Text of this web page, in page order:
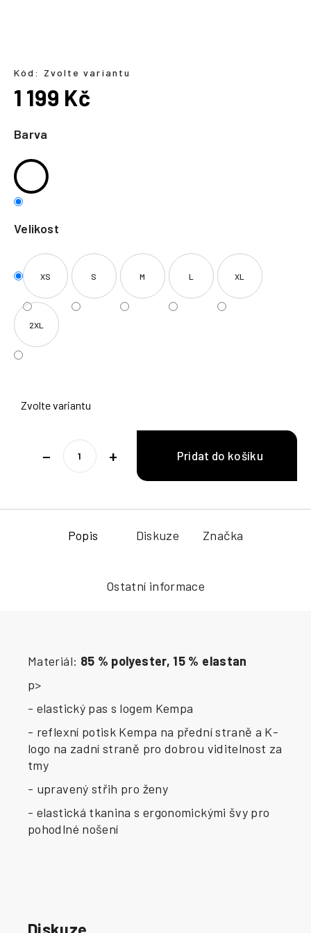
Barva
Velikost
XS S M L XL
2XL
Zvolte variantu
+
−
Kód: Zvolte variantu
1 199 Kč
cena:
Popis Diskuze Značka
Ostatní informace
Materiál: 85 % polyester, 15 % elastan
p>
- elastický pas s logem Kempa
- reflexní potisk Kempa na přední straně a K-
logo na zadní straně pro dobrou viditelnost za
tmy
- upravený střih pro ženy
- elastická tkanina s ergonomickými švy pro
pohodlné nošení
t
?